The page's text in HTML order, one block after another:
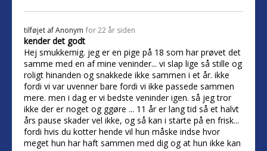
tilføjet afAnonym for 22 år siden
kender det godt
Hej smukkemig. jeg er en pige på 18 som har prøvet det
samme med en af mine veninder... vi slap lige så stille og
roligt hinanden og snakkede ikke sammen i et år. ikke
fordi vi var uvenner bare fordi vi ikke passede sammen
mere. men i dag er vi bedste veninder igen. så jeg tror
ikke der er noget og ggøre ... 11 år er lang tid så et halvt
års pause skader vel ikke, og så kan i starte på en frisk...
fordi hvis du kotter hende vil hun måske indse hvor
meget hun har haft sammen med dig og at hun ikke kan